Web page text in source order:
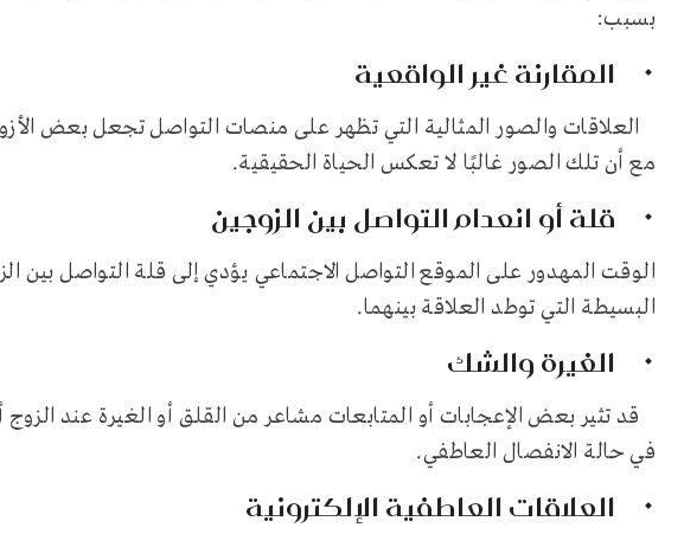
بسبب:
المقارنة غير الواقعية
العلاقات والصور المثالية التي تظهر على منصات التواصل تجعل بعض
مع أن تلك الصور غالبًا لا تعكس الحياة الحقيقية.
قلة أو انعدام التواصل بين الزوجين
الوقت المهدور على الموقع التواصل الاجتماعي يؤدي إلى قلة التواصل بين
البسيطة التي توطد العلاقة بينهما.
الغيرة والشك
قد تثير بعض الإعجابات أو المتابعات مشاعر من القلق أو الغيرة عند
في حالة الانفصال العاطفي.
العلاقات العاطفية الإلكترونية